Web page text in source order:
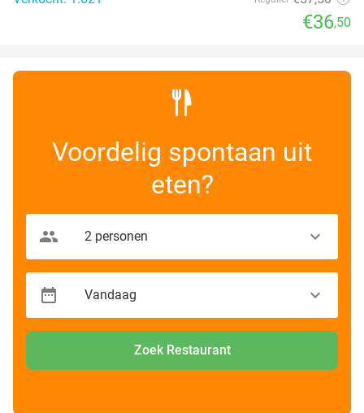
€36,50
Voordelig spontaan uit
eten?
Zoek Restaurant